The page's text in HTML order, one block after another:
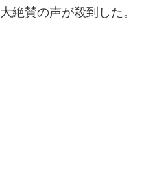
絶賛の声が殺到した。